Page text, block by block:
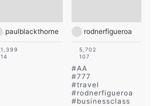
paulblackthorne
1,399
14
rodnerfigueroa
5,702
107
#AA
#777
#travel
#rodnerfigueroa
#businessclass